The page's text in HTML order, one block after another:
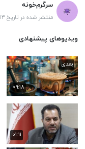
سرگرم‌خونه
منتشر شده در تاریخ ۱۴۰۵/۰۴/۱۳
ویدیوهای پیشنهادی
۰۹:۱۸
بعدی
۰۱:۱۱